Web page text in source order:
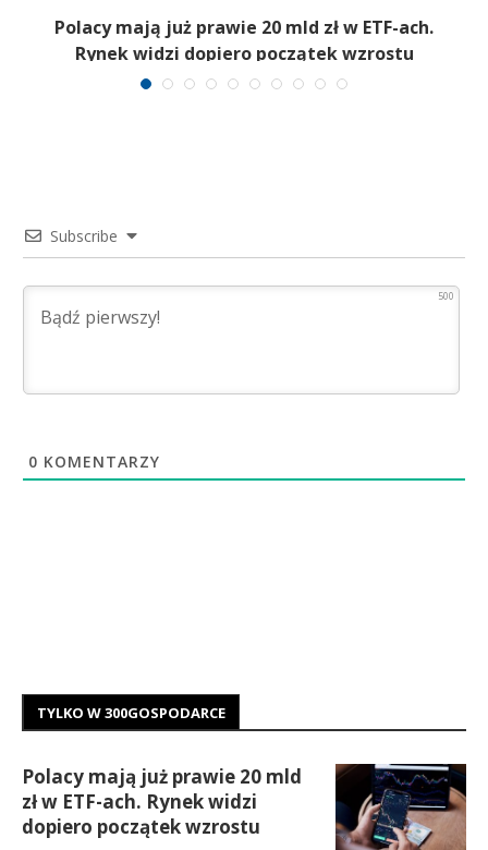
Polacy mają już prawie 20 mld zł w ETF-ach.
Rynek widzi dopiero początek wzrostu
Subscribe
500
0 KOMENTARZY
TYLKO W 300GOSPODARCE
Polacy mają już prawie 20 mld
zł w ETF-ach. Rynek widzi
dopiero początek wzrostu